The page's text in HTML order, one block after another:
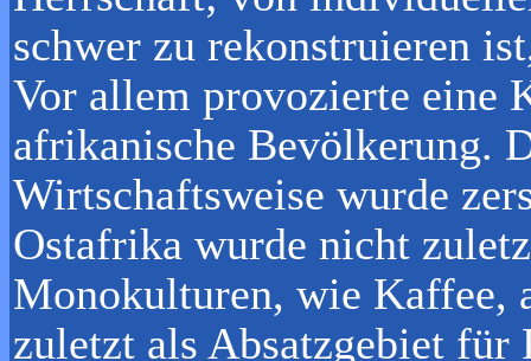
schwer zu rekonstruieren
Vor allem provozierte eine
afrikanische Bevölkerung.
Wirtschaftsweise wurde
Ostafrika wurde nicht
Monokulturen, wie Kaffee,
zuletzt als Absatzgebiet für